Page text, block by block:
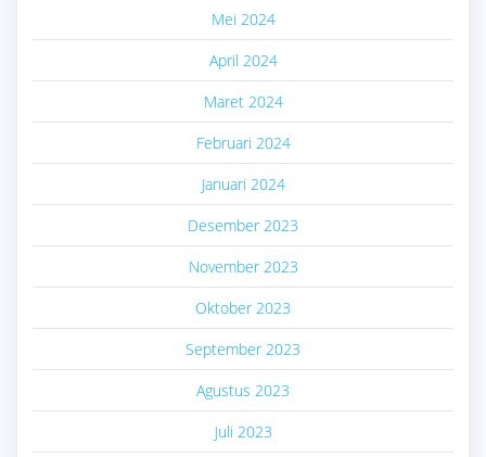
Mei 2024
April 2024
Maret 2024
Februari 2024
Januari 2024
Desember 2023
November 2023
Oktober 2023
September 2023
Agustus 2023
Juli 2023